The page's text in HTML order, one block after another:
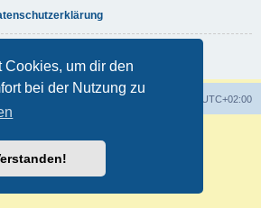
Cookies, um dir den
bei der Nutzung zu
UTC+02:00
Customized by